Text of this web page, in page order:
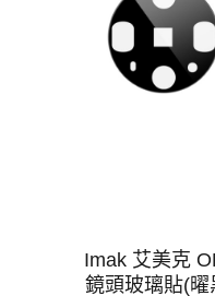
Imak 艾美克
鏡頭玻璃貼(